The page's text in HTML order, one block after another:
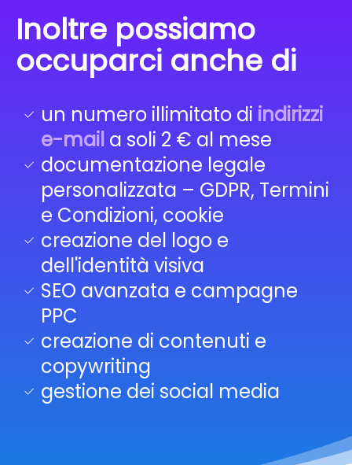
Inoltre possiamo
occuparci anche di
un numero illimitato di indirizzi
e-mail a soli 2 € al mese
documentazione legale
personalizzata – GDPR, Termini
e Condizioni, cookie
creazione del logo e
dell'identità visiva
SEO avanzata e campagne
PPC
creazione di contenuti e
copywriting
gestione dei social media